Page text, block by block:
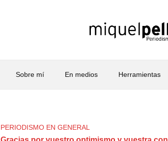
Sobre mí En medios Herramientas
PERIODISMO EN GENERAL